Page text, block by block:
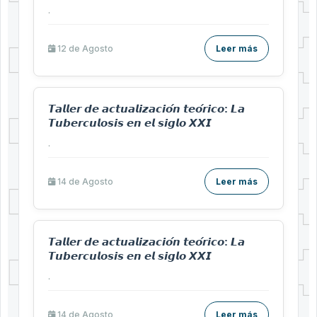
.
12 de Agosto Leer más
𝙏𝙖𝙡𝙡𝙚𝙧 𝙙𝙚 𝙖𝙘𝙩𝙪𝙖𝙡𝙞𝙯𝙖𝙘𝙞𝙤́𝙣 𝙩𝙚𝙤́𝙧𝙞𝙘𝙤: 𝙇𝙖
𝙏𝙪𝙗𝙚𝙧𝙘𝙪𝙡𝙤𝙨𝙞𝙨 𝙚𝙣 𝙚𝙡 𝙨𝙞𝙜𝙡𝙤 𝙓𝙓𝙄
.
14 de Agosto Leer más
𝙏𝙖𝙡𝙡𝙚𝙧 𝙙𝙚 𝙖𝙘𝙩𝙪𝙖𝙡𝙞𝙯𝙖𝙘𝙞𝙤́𝙣 𝙩𝙚𝙤́𝙧𝙞𝙘𝙤: 𝙇𝙖
𝙏𝙪𝙗𝙚𝙧𝙘𝙪𝙡𝙤𝙨𝙞𝙨 𝙚𝙣 𝙚𝙡 𝙨𝙞𝙜𝙡𝙤 𝙓𝙓𝙄
.
14 de Agosto Leer más